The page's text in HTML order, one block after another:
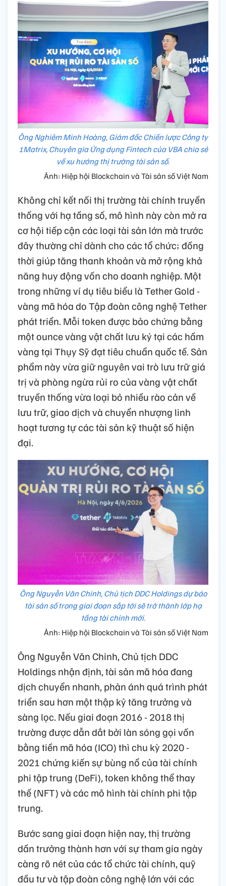
Ông Nghiêm Minh Hoàng, Giám đốc Chiến lược Công ty
1Matrix, Chuyên gia Ứng dụng Fintech của VBA chia sẻ
về xu hướng thị trường tài sản số.
Ảnh: Hiệp hội Blockchain và Tài sản số Việt Nam
Không chỉ kết nối thị trường tài chính truyền
thống với hạ tầng số, mô hình này còn mở ra
cơ hội tiếp cận các loại tài sản lớn mà trước
đây thường chỉ dành cho các tổ chức; đồng
thời giúp tăng thanh khoản và mở rộng khả
năng huy động vốn cho doanh nghiệp. Một
trong những ví dụ tiêu biểu là Tether Gold -
vàng mã hóa do Tập đoàn công nghệ Tether
phát triển. Mỗi token được bảo chứng bằng
một ounce vàng vật chất lưu ký tại các hầm
vàng tại Thụy Sỹ đạt tiêu chuẩn quốc tế. Sản
phẩm này vừa giữ nguyên vai trò lưu trữ giá
trị và phòng ngừa rủi ro của vàng vật chất
truyền thống vừa loại bỏ nhiều rào cản về
lưu trữ, giao dịch và chuyển nhượng linh
hoạt tương tự các tài sản kỹ thuật số hiện
đại.
Ông Nguyễn Văn Chinh, Chủ tịch DDC Holdings dự báo
tài sản số trong giai đoạn sắp tới sẽ trở thành lớp hạ
tầng tài chính mới.
Ảnh: Hiệp hội Blockchain và Tài sản số Việt Nam
Ông Nguyễn Văn Chinh, Chủ tịch DDC
Holdings nhận định, tài sản mã hóa đang
dịch chuyển nhanh, phản ánh quá trình phát
triển sau hơn một thập kỷ tăng trưởng và
sàng lọc. Nếu giai đoạn 2016 - 2018 thị
trường được dẫn dắt bởi làn sóng gọi vốn
bằng tiền mã hóa (ICO) thì chu kỳ 2020 -
2021 chứng kiến sự bùng nổ của tài chính
phi tập trung (DeFi), token không thể thay
thế (NFT) và các mô hình tài chính phi tập
trung.
Bước sang giai đoạn hiện nay, thị trường
dần trưởng thành hơn với sự tham gia ngày
càng rõ nét của các tổ chức tài chính, quỹ
đầu tư và tập đoàn công nghệ lớn với các